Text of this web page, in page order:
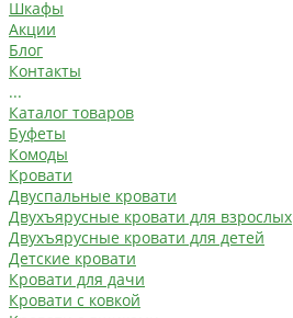
Шкафы
Акции
Блог
Контакты
...
Каталог товаров
Буфеты
Комоды
Кровати
Двуспальные кровати
Двухъярусные кровати для взрослых
Двухъярусные кровати для детей
Детские кровати
Кровати для дачи
Кровати с ковкой